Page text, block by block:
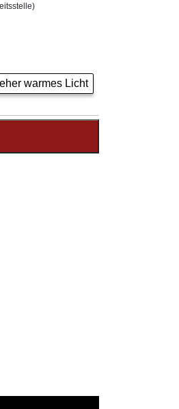
warmes Licht